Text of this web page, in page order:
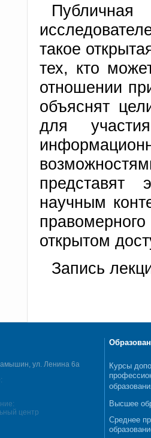
такое
тех, кто
отношении
объяснят
для
представят
научным
открытом
Запись
ул. Ленина 6а
центр
Курсы
Высшее
Среднее